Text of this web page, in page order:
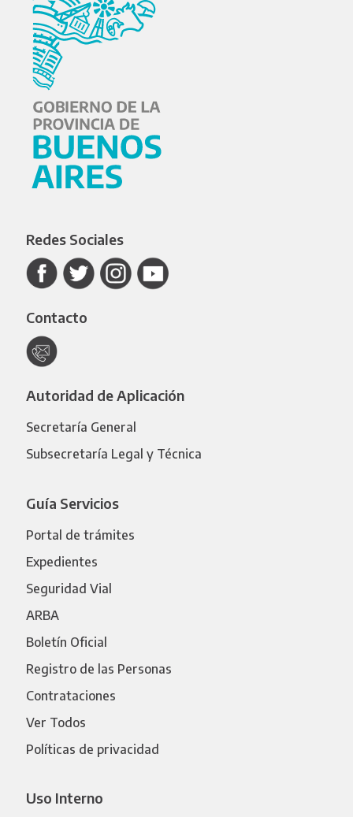
Redes Sociales
Contacto
Autoridad de Aplicación
Secretaría General
Subsecretaría Legal y Técnica
Guía Servicios
Portal de trámites
Expedientes
Seguridad Vial
ARBA
Boletín Oficial
Registro de las Personas
Contrataciones
Ver Todos
Políticas de privacidad
Uso Interno